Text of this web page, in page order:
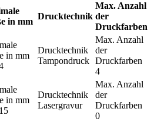
in mm
Drucktechnik
Max. Anzahl
der
Druckfarben
in mm
Drucktechnik
Tampondruck
Max. Anzahl
der
Druckfarben
4
in mm
Drucktechnik
Lasergravur
Max. Anzahl
der
Druckfarben
0